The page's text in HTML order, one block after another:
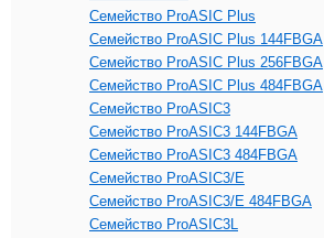
Семейство ProASIC Plus
Семейство ProASIC Plus 144FBGA
Семейство ProASIC Plus 256FBGA
Семейство ProASIC Plus 484FBGA
Семейство ProASIC3
Семейство ProASIC3 144FBGA
Семейство ProASIC3 484FBGA
Семейство ProASIC3/E
Семейство ProASIC3/E 484FBGA
Семейство ProASIC3L